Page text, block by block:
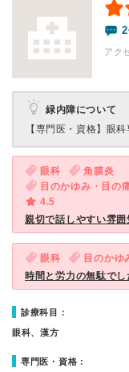
アク
緑内障について
【専門医・資格】 眼科
眼科
角膜炎
目のかゆみ・目の
4.5
親切で話しやすい雰囲
眼科 目のかゆ
時間と労力の無駄でし
診療科目：
眼科、漢方
専門医・資格：